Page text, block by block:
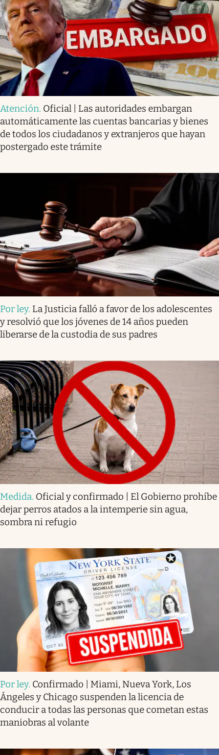
Atención. Oficial | Las autoridades embargan
automáticamente las cuentas bancarias y bienes
de todos los ciudadanos y extranjeros que hayan
postergado este trámite
Por ley. La Justicia falló a favor de los adolescentes
y resolvió que los jóvenes de 14 años pueden
liberarse de la custodia de sus padres
Medida. Oficial y confirmado | El Gobierno prohíbe
dejar perros atados a la intemperie sin agua,
sombra ni refugio
Por ley. Confirmado | Miami, Nueva York, Los
Ángeles y Chicago suspenden la licencia de
conducir a todas las personas que cometan estas
maniobras al volante